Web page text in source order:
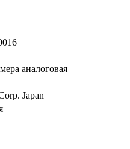
аналоговая
Japan